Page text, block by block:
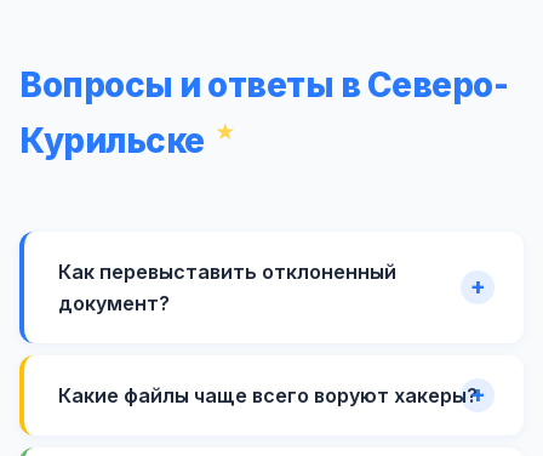
Вопросы и ответы в Северо-
Курильске
Как перевыставить отклоненный
документ?
Какие файлы чаще всего воруют хакеры?